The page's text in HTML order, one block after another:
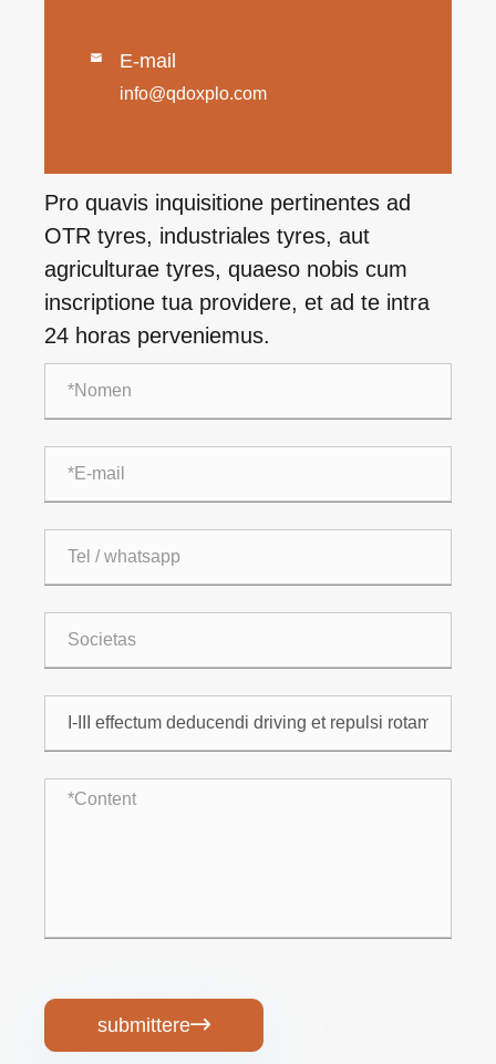
 E-mail
info@qdoxplo.com
Pro quavis inquisitione pertinentes ad
OTR tyres, industriales tyres, aut
agriculturae tyres, quaeso nobis cum
inscriptione tua providere, et ad te intra
24 horas perveniemus.
submittere